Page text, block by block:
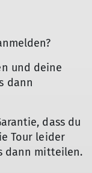
und deine
dann
dass du
Tour leider
dann mitteilen.